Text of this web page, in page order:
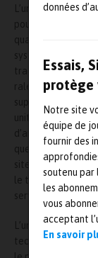
données
Essais,
protège
Notre site
équipe de
fournir des
soutenu par
les
vous
acceptant
En savoir
L’unité permet
pour système de
qualité requièrent
système de
traditionnel est
ralentissant les
supplémentaires
unité
d’arrêt, ce qui est
que les
sites
le transport de
services.
L’unité
technologie